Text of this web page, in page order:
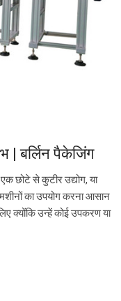
| बर्लिन पैकेजिंग
छोटे से कुटीर उद्योग, या
का उपयोग करना आसान
क्योंकि उन्हें कोई उपकरण या